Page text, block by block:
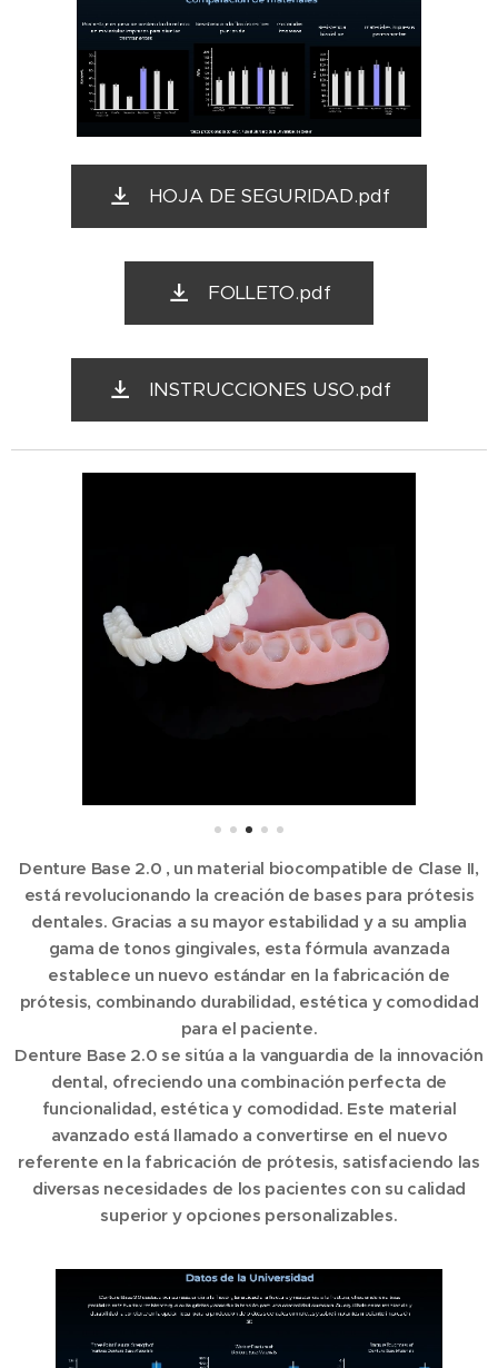
HOJA DE SEGURIDAD.pdf
FOLLETO.pdf
INSTRUCCIONES USO.pdf
Denture Base 2.0 , un material biocompatible de Clase II,
está revolucionando la creación de bases para prótesis
dentales. Gracias a su mayor estabilidad y a su amplia
gama de tonos gingivales, esta fórmula avanzada
establece un nuevo estándar en la fabricación de
prótesis, combinando durabilidad, estética y comodidad
para el paciente.
Denture Base 2.0 se sitúa a la vanguardia de la innovación
dental, ofreciendo una combinación perfecta de
funcionalidad, estética y comodidad. Este material
avanzado está llamado a convertirse en el nuevo
referente en la fabricación de prótesis, satisfaciendo las
diversas necesidades de los pacientes con su calidad
superior y opciones personalizables.